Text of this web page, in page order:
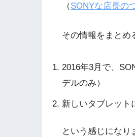
（SONYな店長の
その情報をまとめ
2016年3月で、
デルのみ）
新しいタブレット
という感じにな